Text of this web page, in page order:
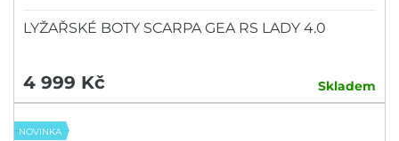
LYŽAŘSKÉ BOTY SCARPA GEA RS LADY 4.0
4 999 Kč Skladem
NOVINKA